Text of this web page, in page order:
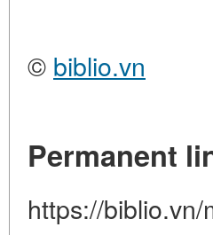
© biblio.vn
Permanent
https://